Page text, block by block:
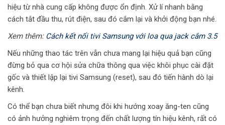
hiệu từ nhà cung cấp không được ổn định. Xử lí nhanh bằng
cách tắt đầu thu, rút điện, sau đó cắm lại và khởi động bạn nhé.
Xem thêm: Cách kết nối tivi Samsung với loa qua jack cắm 3.5
Nếu những thao tác trên vẫn chưa mang lại hiệu quả bạn cũng
đừng bỏ qua cơ hội sửa chữa thông qua việc khôi phục cài đặt
gốc và thiết lập lại tivi Samsung (reset), sau đó tiến hành dò lại
kênh.
Có thể bạn chưa biết nhưng đôi khi hướng xoay ăng-ten cũng
có ảnh hưởng nghiêm trọng đến chất lượng tín hiệu kênh, rất có